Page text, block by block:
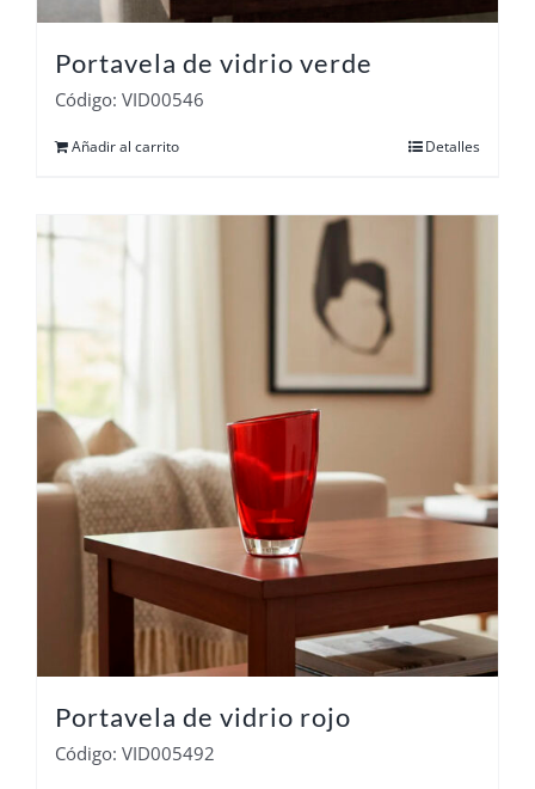
Portavela de vidrio verde
Código: VID00546
Añadir al carrito Detalles
Portavela de vidrio rojo
Código: VID005492